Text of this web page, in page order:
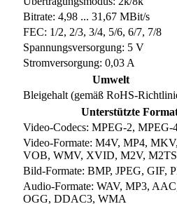
Bitrate: 4,98 ... 31,67 MBit/s
FEC: 1/2, 2/3, 3/4, 5/6, 6/7, 7/8
Spannungsversorgung: 5 V
Stromversorgung: 0,03 A
Umwelt
Bleigehalt (gemäß RoHS-
Unterstützte
Video-Codecs: MPEG-2,
Video-Formate: M4V, MP4,
VOB, WMV, XVID, M2V,
Bild-Formate: BMP, JPEG, GIF,
Audio-Formate: WAV, MP3,
OGG, DDAC3, WMA